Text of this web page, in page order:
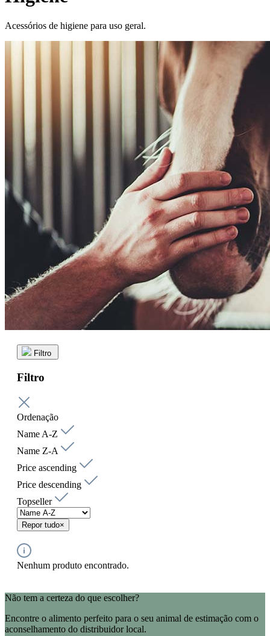
Acessórios de higiene para uso geral.
Filtro
Filtro
Ordenação
Name A-Z
Name Z-A
Price ascending
Price descending
Topseller
Repor tudo×
Nenhum produto encontrado.
Não tem a certeza do que escolher?
Encontre o alimento perfeito para o seu animal de estimação com o
aconselhamento do distribuidor local.